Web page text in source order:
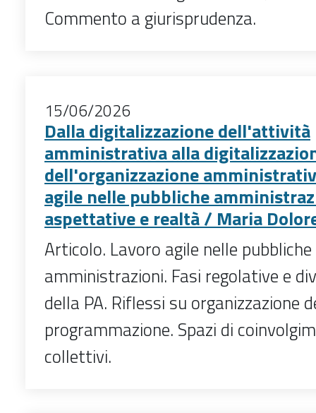
Commento a giurisprudenza.
15/06/2026
Dalla digitalizzazione dell'attività
amministrativa alla
dell'organizzazione
agile nelle pubbliche
aspettative e realtà / Maria
Articolo. Lavoro agile nelle pubbliche
amministrazioni. Fasi regolative e
della PA. Riflessi su organizzazione
programmazione. Spazi di
collettivi.